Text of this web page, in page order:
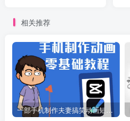
相关推荐
一部手机制作夫妻搞笑动画短视频教程，零基础也能快速上手